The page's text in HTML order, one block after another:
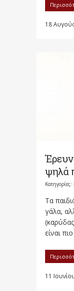
18
ψηλά
Κατηγορίες:
Τα
γάλα,
είναι
11